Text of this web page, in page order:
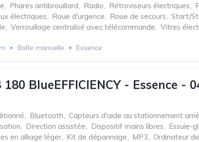
, Phares antibrouillard, Radio, Rétroviseurs électriques,
électriques, Roue d'urgence, Roue de secours, Start/
, Verrouillage centralisé avec télécommande, Vitres
Boîte manuelle Essence
180 BlueEFFICIENCY - Essence -
, Bluetooth, Capteurs d'aide au stationnement
, Direction assistée, Dispositif mains libres, Essuie-
en alliage léger, Kit de dépannage, MP3, Ordinateur